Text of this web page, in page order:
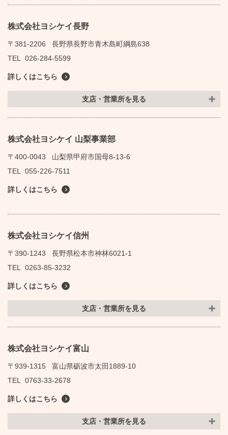
株式会社ヨシケイ長野
〒381-2206
長野県長野市青木島町綱島638
TEL
026-284-5599
詳しくはこちら
支店・営業所を見る
株式会社ヨシケイ 山梨事業部
〒400-0043
山梨県甲府市国母8-13-6
TEL
055-226-7511
詳しくはこちら
株式会社ヨシケイ信州
〒390-1243
長野県松本市神林6021-1
TEL
0263-85-3232
詳しくはこちら
支店・営業所を見る
株式会社ヨシケイ富山
〒939-1315
富山県砺波市太田1889-10
TEL
0763-33-2678
詳しくはこちら
支店・営業所を見る